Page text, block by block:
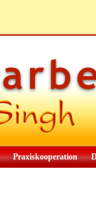
Praxiskooperation